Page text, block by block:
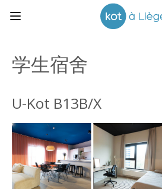
学生宿舍
U-Kot B13B/X